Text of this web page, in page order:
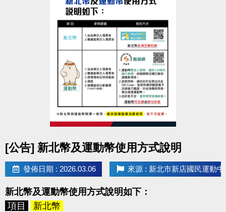
(參賽者務必審慎評估，如因身體疾病不適本活動者請
於活動報名期間，
攜帶1吋大頭照至 中心3F櫃台
體適能中心月卡1,500元 (總價值2,250元起)
即可免費報名參加減脂競賽，
參賽選手須本人報名填寫活動報名表及參賽切結書
1. 體適能中心月卡1張(原價1,500元/人)
> 使用期限為5/8(五) ~ 6/11(四)，共35天，於使用
期間內可不限次數不限時間進出3F體適能中心。
2. 身體組成分析檢測2次(原價200元/次，2次共400元。)
> 初測及尾測2次，並提供測量報告。
[公告] 新北幣及運動幣使用方式說明
發佈日期 : 2026.03.06 來源 : 新北市新店國民運動中
新北幣及運動幣使用方式說明如下：
項目
新北幣